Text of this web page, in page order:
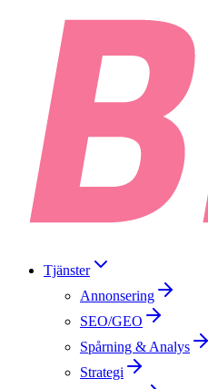
Tjänster
Annonsering
SEO/GEO
Spårning & Analys
Strategi